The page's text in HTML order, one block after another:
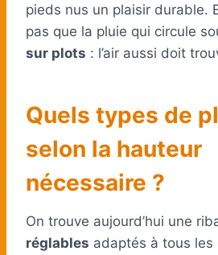
pieds nus un plaisir durable.
pas que la pluie qui circule
sur plots : l’air aussi doit
Quels types de
selon la hauteur
nécessaire ?
On trouve aujourd’hui une
réglables adaptés à tous